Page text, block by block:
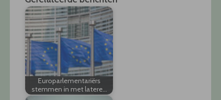
Europarlementariërs
stemmen in met latere…